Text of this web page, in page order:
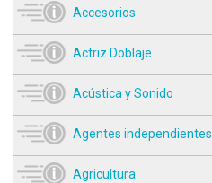
Accesorios
Actriz Doblaje
Acústica y Sonido
Agentes independientes
Agricultura